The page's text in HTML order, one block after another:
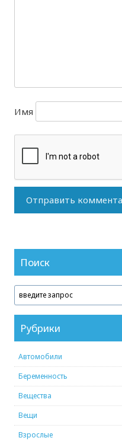
Имя
Поиск
Рубрики
Автомобили
Беременность
Вещества
Вещи
Взрослые